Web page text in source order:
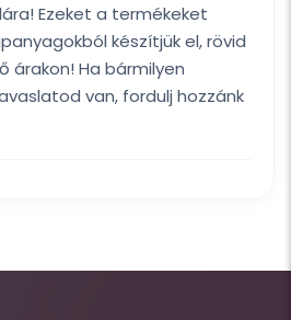
Ezeket a termékeket
készítjük el, rövid
árakon! Ha bármilyen
van, fordulj hozzánk